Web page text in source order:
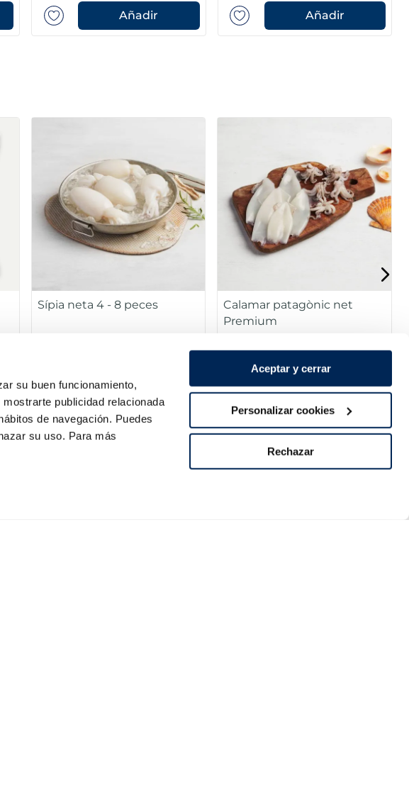
su buen funcionamiento,
publicidad relacionada
de navegación. Puedes
su uso. Para más
Aceptar y cerrar
Personalizar cookies
Rechazar
Añadir Añadir
Sípia neta 4 - 8 peces
8,99 €
Añadir
Calamar patagònic net
Premium
6,99 € Safata 400 g
Añadir